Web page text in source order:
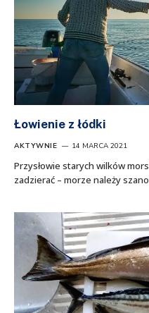
Łowienie z łódki
AKTYWNIE 14 MARCA 2021
Przysłowie starych wilków
zadzierać – morze należy